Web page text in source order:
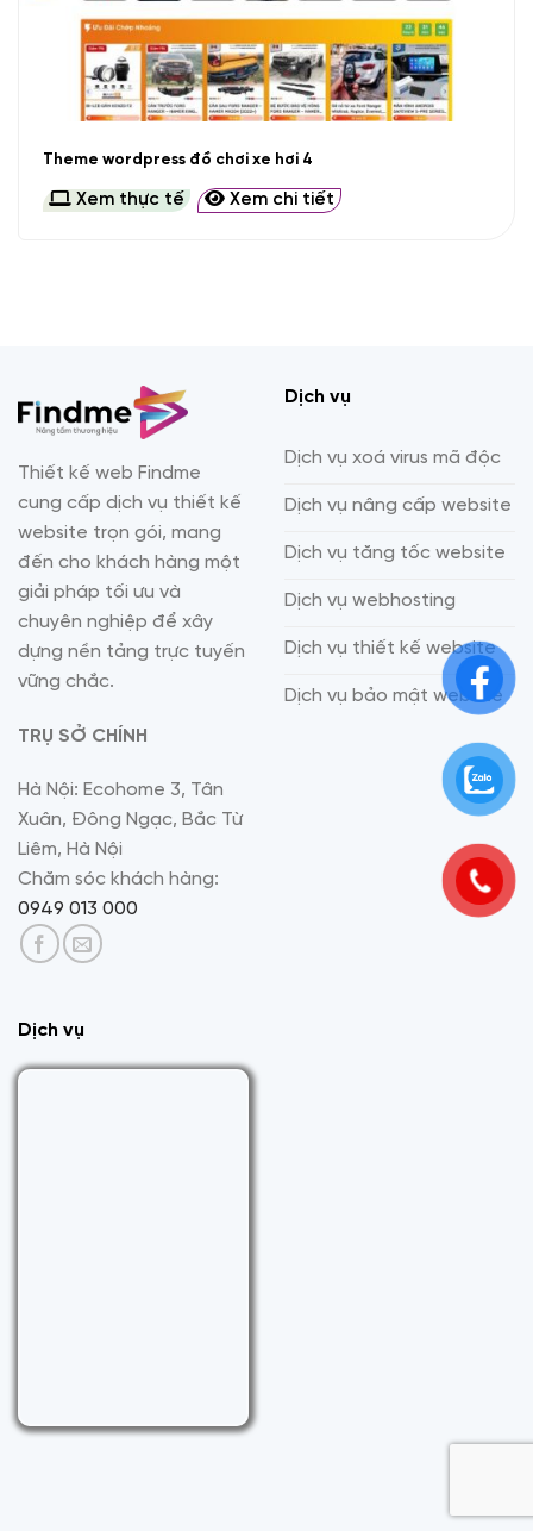
Theme wordpress đồ chơi xe hơi 4
Xem thực tế Xem chi tiết
Thiết kế web Findme
cung cấp dịch vụ thiết kế
website trọn gói, mang
đến cho khách hàng một
giải pháp tối ưu và
chuyên nghiệp để xây
dựng nền tảng trực tuyến
vững chắc.
TRỤ SỞ CHÍNH
Hà Nội: Ecohome 3, Tân
Xuân, Đông Ngạc, Bắc Từ
Liêm, Hà Nội
Chăm sóc khách hàng:
0949 013 000
Dịch vụ
Dịch vụ xoá virus mã độc
Dịch vụ nâng cấp website
Dịch vụ tăng tốc website
Dịch vụ webhosting
Dịch vụ thiết kế website
Dịch vụ bảo mật website
Dịch vụ